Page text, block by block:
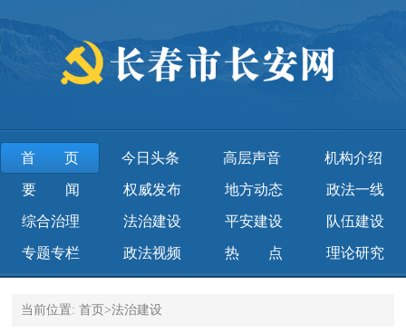
首页 今日头条 高层声音 机构介绍
要 闻 权威发布 地方动态 政法一线
综合治理 法治建设 平安建设 队伍建设
专题专栏 政法视频 热 点 理论研究
当前位置:首页>法治建设